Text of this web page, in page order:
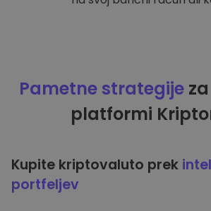
Pametne strategije
platformi
Kupite kriptovaluto prek
portfeljev